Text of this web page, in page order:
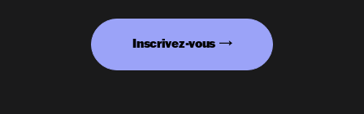
Inscrivez-vous